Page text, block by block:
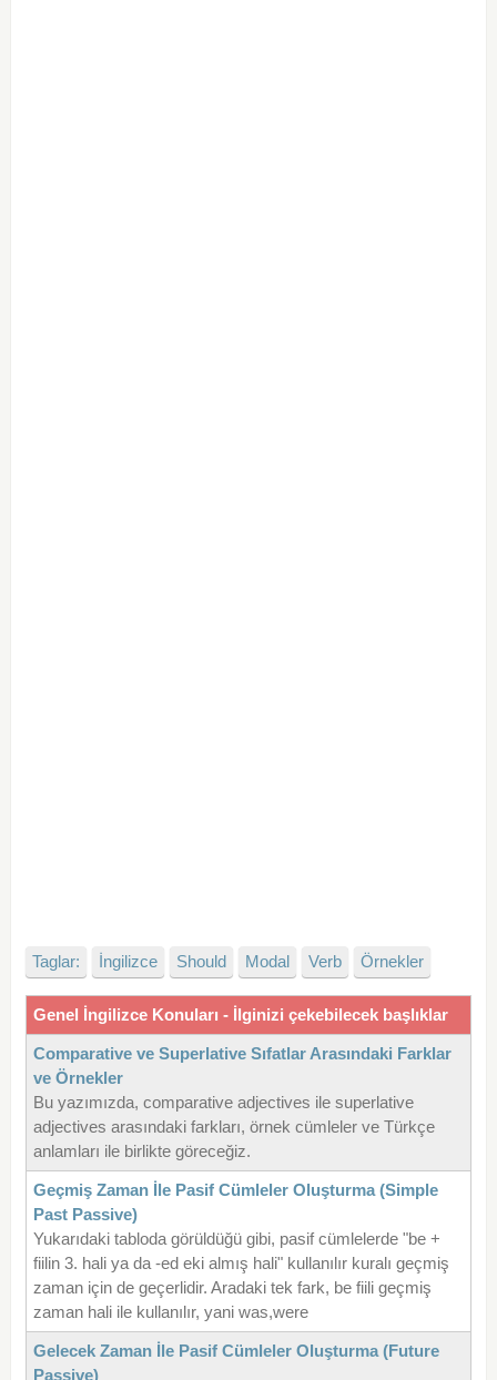
Taglar: İngilizce Should Modal Verb Örnekler
Genel İngilizce Konuları - İlginizi çekebilecek başlıklar
Comparative ve Superlative Sıfatlar Arasındaki Farklar
ve Örnekler
Bu yazımızda, comparative adjectives ile superlative
adjectives arasındaki farkları, örnek cümleler ve Türkçe
anlamları ile birlikte göreceğiz.
Geçmiş Zaman İle Pasif Cümleler Oluşturma (Simple
Past Passive)
Yukarıdaki tabloda görüldüğü gibi, pasif cümlelerde "be +
fiilin 3. hali ya da -ed eki almış hali" kullanılır kuralı geçmiş
zaman için de geçerlidir. Aradaki tek fark, be fiili geçmiş
zaman hali ile kullanılır, yani was,were
Gelecek Zaman İle Pasif Cümleler Oluşturma (Future
Passive)